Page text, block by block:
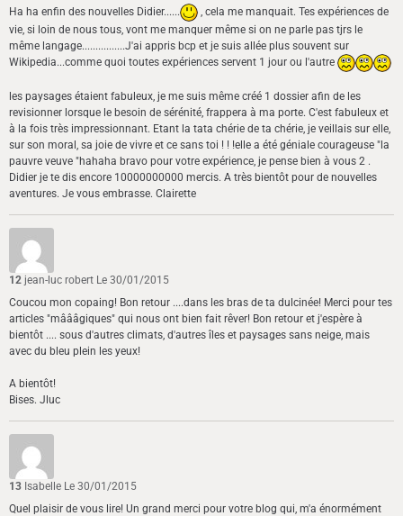
Ha ha enfin des nouvelles Didier......
, cela me manquait. Tes expériences de
vie, si loin de nous tous, vont me manquer même si on ne parle pas tjrs le
même langage................J'ai appris bcp et je suis allée plus souvent sur
Wikipedia...comme quoi toutes expériences servent 1 jour ou l'autre
les paysages étaient fabuleux, je me suis même créé 1 dossier afin de les
revisionner lorsque le besoin de sérénité, frappera à ma porte. C'est fabuleux et
à la fois très impressionnant. Etant la tata chérie de ta chérie, je veillais sur elle,
sur son moral, sa joie de vivre et ce sans toi ! ! !elle a été géniale courageuse "la
pauvre veuve "hahaha bravo pour votre expérience, je pense bien à vous 2 .
Didier je te dis encore 10000000000 mercis. A très bientôt pour de nouvelles
aventures. Je vous embrasse. Clairette
12 jean-luc robert Le 30/01/2015
Coucou mon copaing! Bon retour ....dans les bras de ta dulcinée! Merci pour tes
articles "mâââgiques" qui nous ont bien fait rêver! Bon retour et j'espère à
bientôt .... sous d'autres climats, d'autres îles et paysages sans neige, mais
avec du bleu plein les yeux!
A bientôt!
Bises. Jluc
13 Isabelle Le 30/01/2015
Quel plaisir de vous lire! Un grand merci pour votre blog qui, m'a énormément